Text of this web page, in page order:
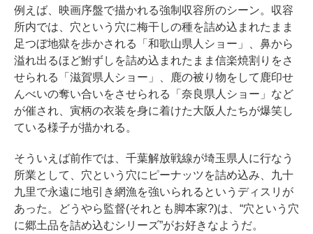
例えば、映画序盤で描かれる強制収容所のシーン。収容
所内では、穴という穴に梅干しの種を詰め込まれたまま
足つぼ地獄を歩かされる「和歌山県人ショー」、鼻から
溢れ出るほど鮒ずしを詰め込まれたまま信楽焼割りをさ
せられる「滋賀県人ショー」、鹿の被り物をして鹿印せ
んべいの奪い合いをさせられる「奈良県人ショー」など
が催され、寅柄の衣装を身に着けた大阪人たちが爆笑し
ている様子が描かれる。
そういえば前作では、千葉解放戦線が埼玉県人に行なう
所業として、穴という穴にピーナッツを詰め込み、九十
九里で永遠に地引き網漁を強いられるというディスリが
あった。どうやら監督(それとも脚本家?)は、“穴という穴
に郷土品を詰め込むシリーズ”がお好きなようだ。